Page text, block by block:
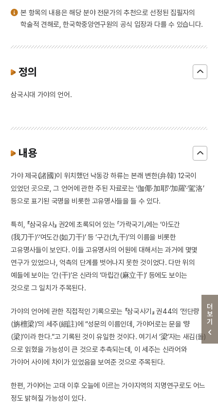
5 북조선임시인민위원회
7
외삼촌
10
을병연행록
더보기
본 항목의 내용은 해당 분야 전문가의 추천으로 선정된 집필자의
학술적 견해로, 한국학중앙연구원의 공식 입장과 다를 수 있습니다.
정의
삼국시대 가야의 언어.
내용
가야 제국(諸國)이 위치했던 낙동강 하류는 본래 변한(弁韓) 12국이
있었던 곳으로, 그 언어에 관한 주된 자료로는 ‘伽倻·加耶’·‘加羅’·‘駕洛’
등으로 표기된 국명을 비롯한 고유명사들을 들 수 있다.
특히, 『삼국유사』 권2에 초록되어 있는 「가락국기」에는 ‘아도간
(我刀干)’·‘여도간(如刀干)’ 등 ‘구간(九干)’의 이름을 비롯한
고유명사들이 보인다. 이들 고유명사의 어원에 대해서는 과거에 몇몇
연구가 있었으나, 억측의 단계를 벗어나지 못한 것이었다. 다만 위의
예들에 보이는 ‘간(干)’은 신라의 ‘마립간(麻立干)’ 등에도 보이는
것으로 그 일치가 주목된다.
가야의 언어에 관한 직접적인 기록으로는 『삼국사기』 권44의 ‘전단량
(旃檀梁)’의 세주(細註)에 “성문의 이름인데, 가야어로는 문을 ‘량
(梁)’이라 한다.”고 기록된 것이 유일한 것이다. 여기서 ‘梁’자는 새김(돌)
으로 읽혔을 가능성이 큰 것으로 추측되는데, 이 세주는 신라어와
가야어 사이에 차이가 있었음을 보여준 것으로 주목된다.
한편, 가야어는 고대 이후 오늘에 이르는 가야지역의 지명연구로도 어느
정도 밝혀질 가능성이 있다.